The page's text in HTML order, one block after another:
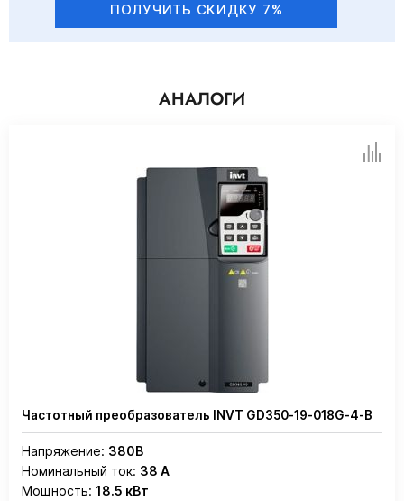
ПОЛУЧИТЬ СКИДКУ 7%
АНАЛОГИ
Частотный преобразователь INVT GD350-19-018G-4-B
Напряжение: 380В
Номинальный ток: 38 А
Мощность: 18.5 кВт